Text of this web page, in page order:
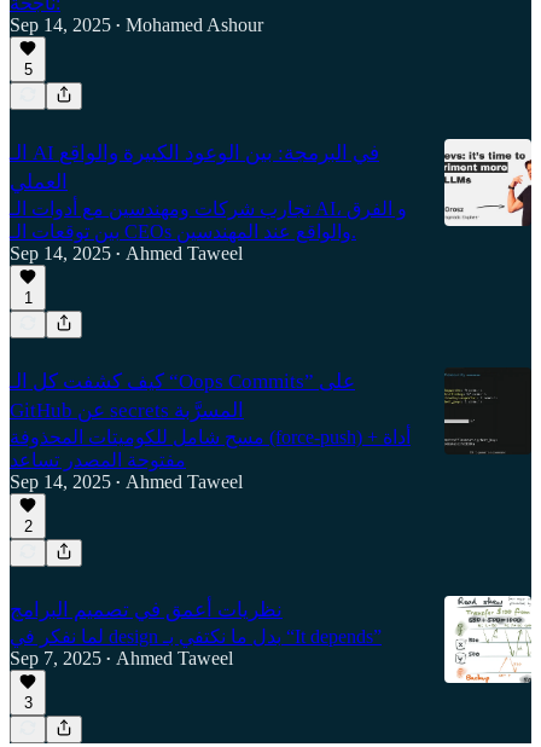
Sep 14, 2025 • Mohamed Ashour
5
الـ AI في البرمجة: بين الوعود الكبيرة والواقع
العملي
تجارب شركات ومهندسين مع أدوات الـ AI، و الفرق
بين توقعات الـ CEOs والواقع عند المهندسين.
Sep 14, 2025 • Ahmed Taweel
1
كيف كشفت كل الـ “Oops Commits” على
GitHub عن secrets المسرَّبة
مسح شامل للكوميتات المحذوفة (force-push) + أداة
مفتوحة المصدر تساعد
Sep 14, 2025 • Ahmed Taweel
2
نظريات أعمق في تصميم البرامج
لما نفكر في design بدل ما نكتفي بـ “It depends”
Sep 7, 2025 • Ahmed Taweel
3